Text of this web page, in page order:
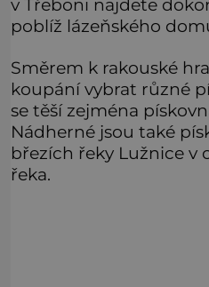
v Třeboni najdete
poblíž lázeňského
Směrem k rakouské
koupání vybrat různé
se těší zejména
Nádherné jsou také
březích řeky Lužnice v
řeka.